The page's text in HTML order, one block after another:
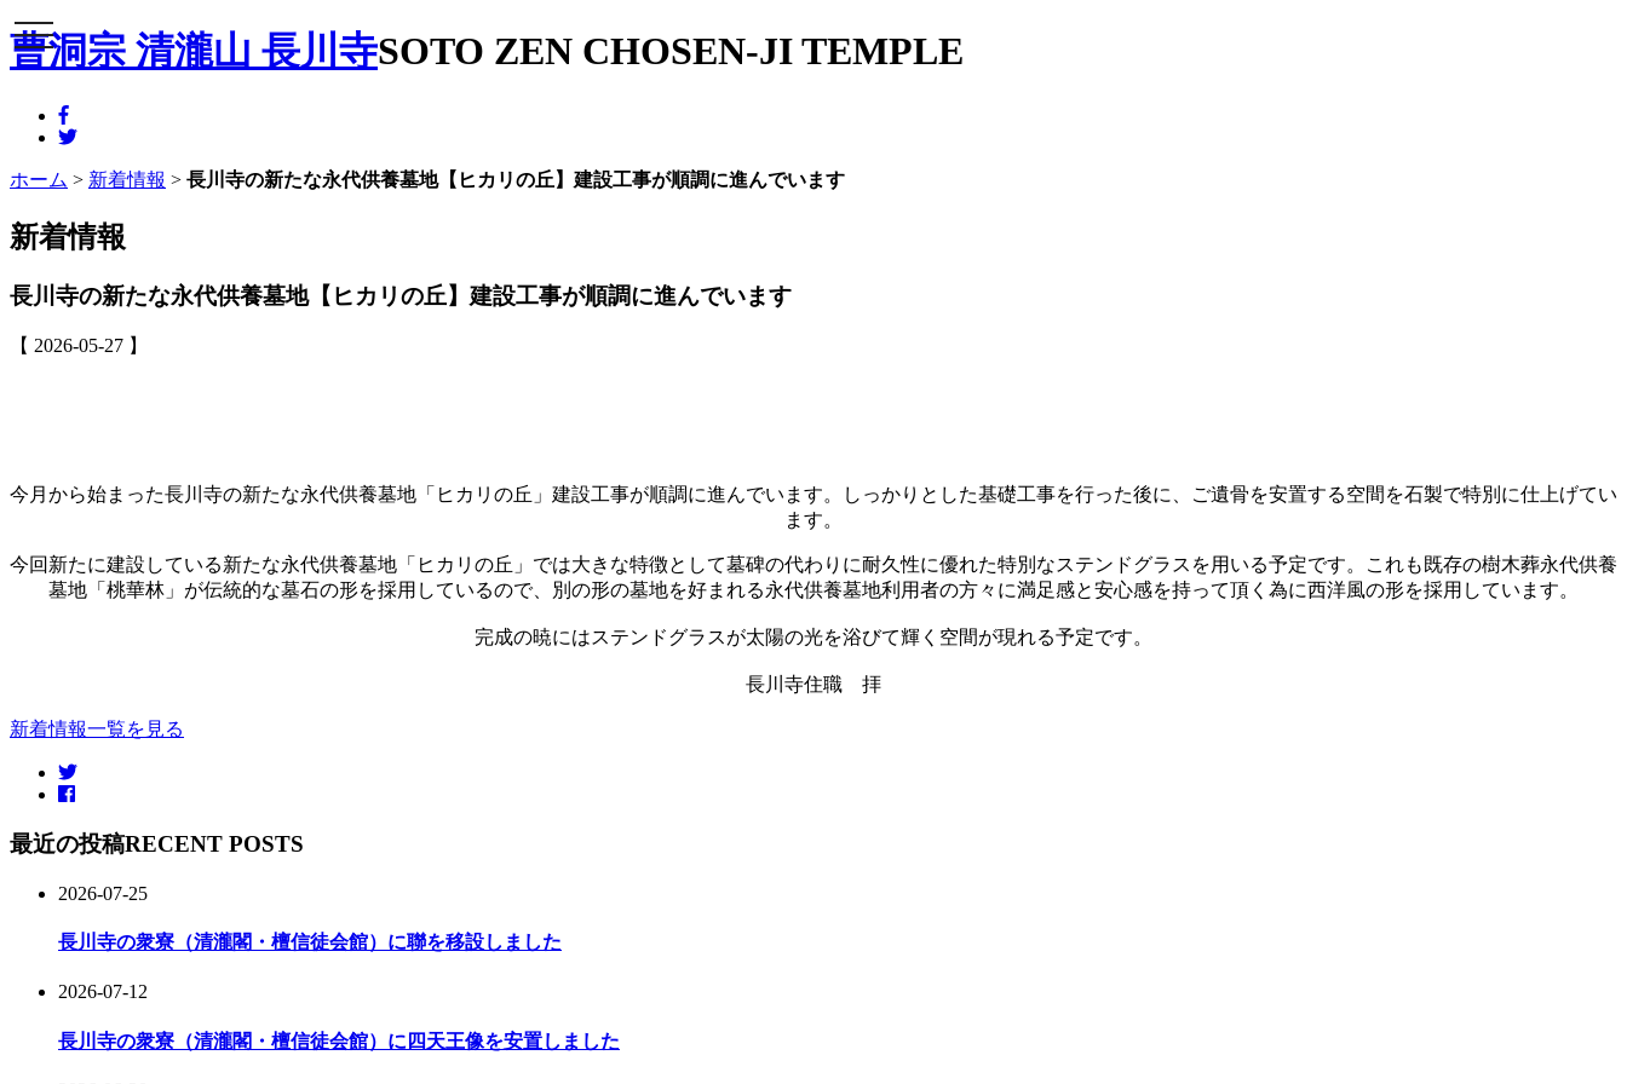
曹洞宗 清瀧山 長川寺SOTO ZEN CHOSEN-JI TEMPLE
メニュー
ホーム > 新着情報 > 長川寺の新たな永代供養墓地【ヒカリの丘】建設工事が順調に進んでいます
新着情報
長川寺の新たな永代供養墓地【ヒカリの丘】建設工事が順調に進んでいます
【 2026-05-27 】
今月から始まった長川寺の新たな永代供養墓地「ヒカリの丘」建設工事が順調に進んでいます。しっかりとした基礎工事を行った後に、ご遺骨を安置する空間を石製で特別に仕上げてい
ます。
今回新たに建設している新たな永代供養墓地「ヒカリの丘」では大きな特徴として墓碑の代わりに耐久性に優れた特別なステンドグラスを用いる予定です。これも既存の樹木葬永代供養
墓地「桃華林」が伝統的な墓石の形を採用しているので、別の形の墓地を好まれる永代供養墓地利用者の方々に満足感と安心感を持って頂く為に西洋風の形を採用しています。
完成の暁にはステンドグラスが太陽の光を浴びて輝く空間が現れる予定です。
長川寺住職 拝
新着情報一覧を見る
最近の投稿RECENT POSTS
2026-07-25
長川寺の衆寮（清瀧閣・檀信徒会館）に聯を移設しました
2026-07-12
長川寺の衆寮（清瀧閣・檀信徒会館）に四天王像を安置しました